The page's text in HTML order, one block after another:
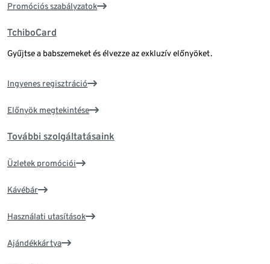
Promóciós szabályzatok
TchiboCard
Gyűjtse a babszemeket és élvezze az exkluzív előnyöket.
Ingyenes regisztráció
Előnyök megtekintése
További szolgáltatásaink
Üzletek promóciói
Kávébár
Használati utasítások
Ajándékkártya